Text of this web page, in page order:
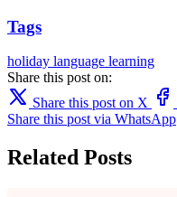
Tags
holiday language learning
Share this post on:
Share this post on X
Share this post via WhatsApp
Related Posts